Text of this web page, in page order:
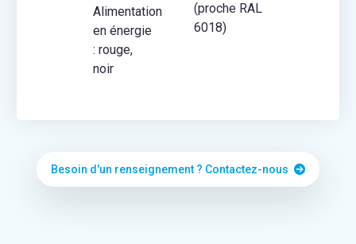
Alimentation
en énergie
: rouge,
noir
(proche RAL
6018)
Besoin d'un renseignement ? Contactez-nous